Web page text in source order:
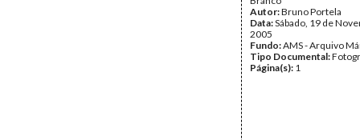
Autor:Bruno Portela
Data:Sábado, 19 de
2005
Fundo:AMS - Arquivo
Tipo Documental:
Página(s): 1